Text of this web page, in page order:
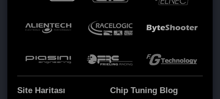
Site Haritası Chip Tuning Blog